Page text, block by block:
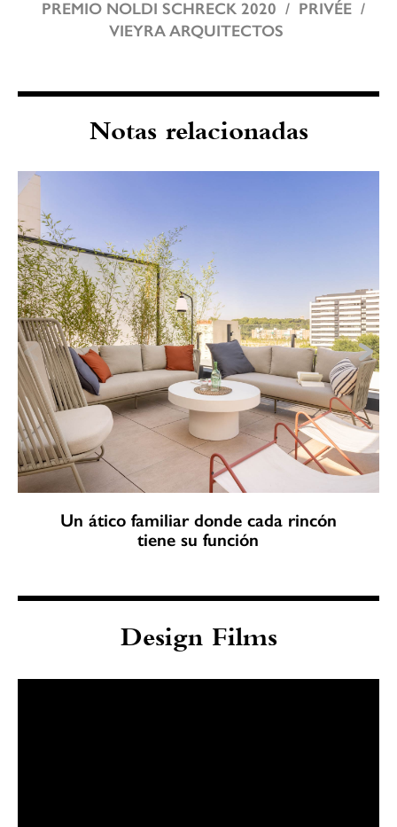
PREMIO NOLDI SCHRECK 2020
PRIVÉE
VIEYRA ARQUITECTOS
Notas relacionadas
Un ático familiar donde cada rincón
tiene su función
Design Films